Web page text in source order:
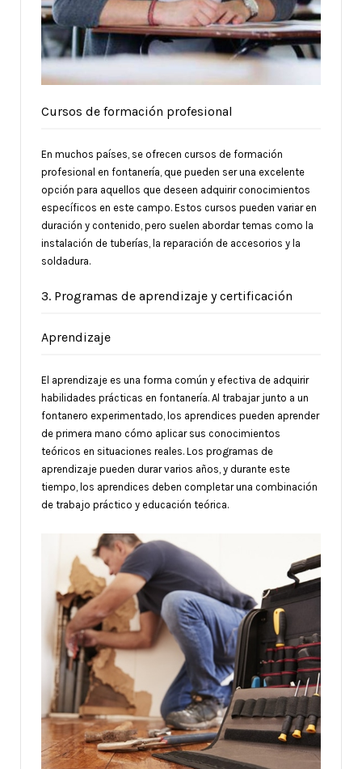
Cursos de formación profesional
En muchos países, se ofrecen cursos de formación
profesional en fontanería, que pueden ser una excelente
opción para aquellos que deseen adquirir conocimientos
específicos en este campo. Estos cursos pueden variar en
duración y contenido, pero suelen abordar temas como la
instalación de tuberías, la reparación de accesorios y la
soldadura.
3. Programas de aprendizaje y certificación
Aprendizaje
El aprendizaje es una forma común y efectiva de adquirir
habilidades prácticas en fontanería. Al trabajar junto a un
fontanero experimentado, los aprendices pueden aprender
de primera mano cómo aplicar sus conocimientos
teóricos en situaciones reales. Los programas de
aprendizaje pueden durar varios años, y durante este
tiempo, los aprendices deben completar una combinación
de trabajo práctico y educación teórica.